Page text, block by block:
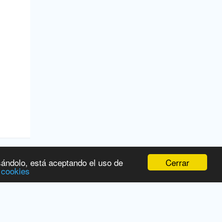
Cerrar
está aceptando el uso de